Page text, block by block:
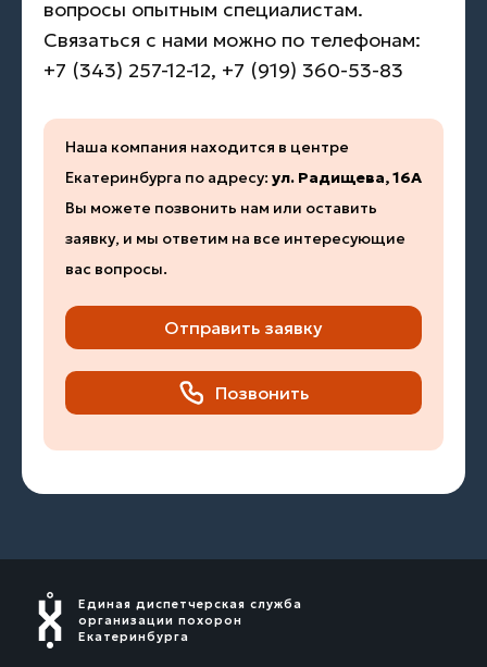
вопросы опытным специалистам.
Связаться с нами можно по телефонам:
+7 (343) 257-12-12, +7 (919) 360-53-83
Наша компания находится в центре
Екатеринбурга по адресу: ул. Радищева, 16А
Вы можете позвонить нам или оставить
заявку, и мы ответим на все интересующие
вас вопросы.
Отправить заявку
Позвонить
Единая диспетчерская служба
организации похорон
Екатеринбурга